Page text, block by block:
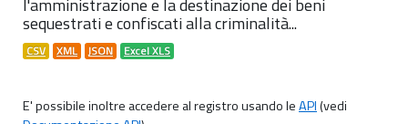
sequestrati e confiscati alla criminalità...
CSV XML JSON Excel XLS
E' possibile inoltre accedere al registro usando leAPI(vedi